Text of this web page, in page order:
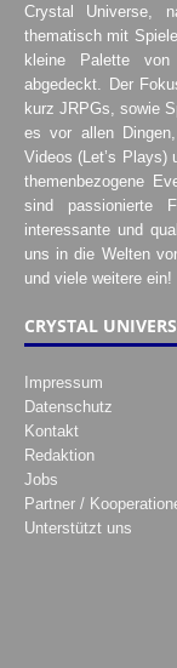
Crystal Universe,
thematisch mit
kleine Palette von
abgedeckt. Der
kurz JRPGs, sowie
es vor allen
Videos (Let’s Plays)
themenbezogene
sind passionierte
interessante und
uns in die Welten
und viele weitere ein!
CRYSTAL
Impressum
Datenschutz
Kontakt
Redaktion
Jobs
Partner /
Unterstützt uns